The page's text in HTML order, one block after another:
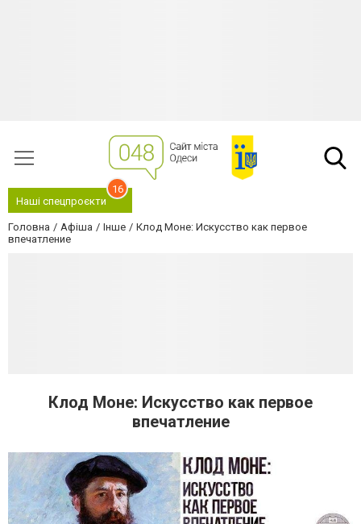
Наші спецпроєкти
16
Головна Афіша Інше
Клод Моне: Искусство как первое
впечатление
Клод Моне: Искусство как первое
впечатление